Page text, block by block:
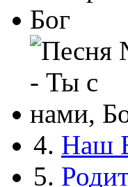
4. Наш
5.